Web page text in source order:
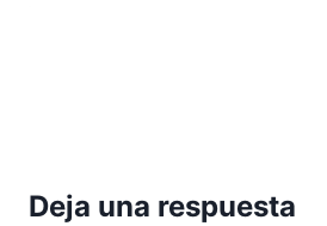
Deja una respuesta